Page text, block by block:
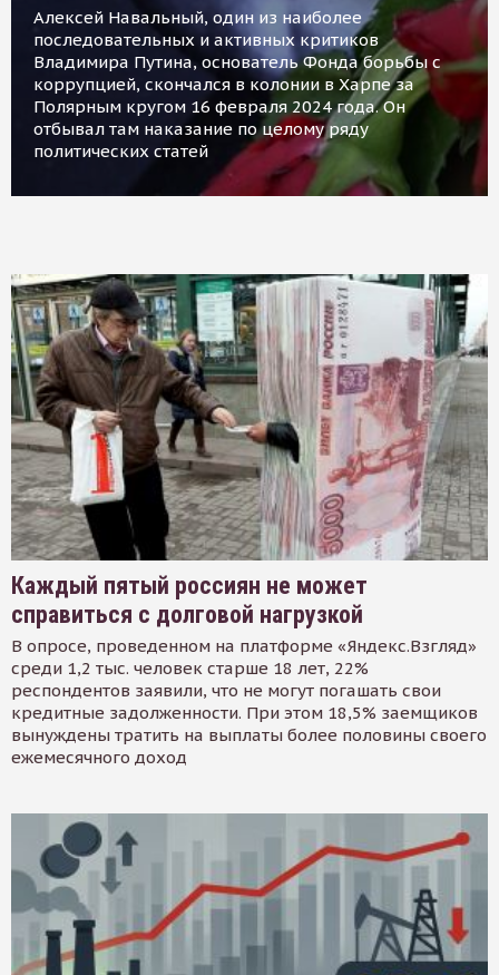
Алексей Навальный, один из наиболее
последовательных и активных критиков
Владимира Путина, основатель Фонда борьбы с
коррупцией, скончался в колонии в Харпе за
Полярным кругом 16 февраля 2024 года. Он
отбывал там наказание по целому ряду
политических статей
Каждый пятый россиян не может
справиться с долговой нагрузкой
В опросе, проведенном на платформе «Яндекс.Взгляд»
среди 1,2 тыс. человек старше 18 лет, 22%
респондентов заявили, что не могут погашать свои
кредитные задолженности. При этом 18,5% заемщиков
вынуждены тратить на выплаты более половины своего
ежемесячного доход